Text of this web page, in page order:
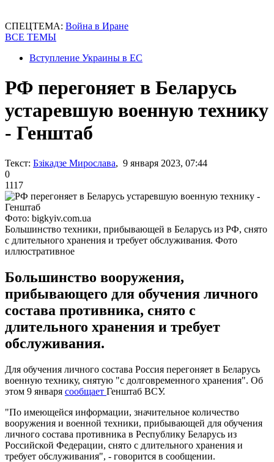
СПЕЦТЕМА: Война в Иране
ВСЕ ТЕМЫ
Вступление Украины в ЕС
РФ перегоняет в Беларусь
устаревшую военную технику
- Генштаб
Текст: Бзікадзе Мирослава, 9 января 2023, 07:44
0
1117
Фото: bigkyiv.com.ua
Большинство техники, прибывающей в Беларусь из РФ, снято
с длительного хранения и требует обслуживания. Фото
иллюстративное
Большинство вооружения,
прибывающего для обучения личного
состава противника, снято с
длительного хранения и требует
обслуживания.
Для обучения личного состава Россия перегоняет в Беларусь
военную технику, снятую "с долговременного хранения". Об
этом 9 января сообщает Генштаб ВСУ.
"По имеющейся информации, значительное количество
вооружения и военной техники, прибывающей для обучения
личного состава противника в Республику Беларусь из
Российской Федерации, снято с длительного хранения и
требует обслуживания", - говорится в сообщении.